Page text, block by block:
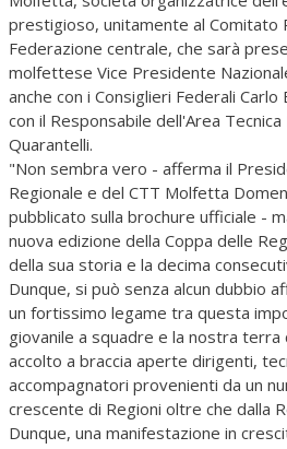
prestigioso, unitamente al Comitato
Federazione centrale, che sarà
molfettese Vice Presidente
anche con i Consiglieri Federali
con il Responsabile dell'Area
Quarantelli.
"Non sembra vero - afferma il
Regionale e del CTT Molfetta
pubblicato sulla brochure ufficiale -
nuova edizione della Coppa delle
della sua storia e la decima
Dunque, si può senza alcun dubbio
un fortissimo legame tra questa
giovanile a squadre e la nostra terra
accolto a braccia aperte dirigenti,
accompagnatori provenienti da un
crescente di Regioni oltre che dalla
Dunque, una manifestazione in